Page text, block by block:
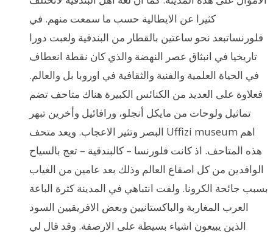
كثيرا عن الايطالية حسب ما سمعت منهم. في
فلورنساتبعد نحو ساعتين بالقطار من البندقية ولعبت دورا
تاريخيا في انبثاق عصر النهضة والذي كان نقطة انعطاف
في الحياة العلمية والفنية والثقافية في اوروبا بل والعالم.
فعلاوة على العديد من الكنائس الكبيرة هناك متاحف تضم
تماثيل ولوحات من مايكل أنجلو، ورافائيل وأخرين تبهر
البصر وتثير الاعجاب. ويعد متحف Uffizi museum اهم
هذه المتاحف. اذ كانت فلورنسا – كالبندقية – تعج بالسياح
الوافدين من كل اصقاع العالم وذلك بعد عامين من الغياب
بسبب جائحة الكرونا. ولفت انتباهي في المدينة كثرة الباعة
العرب المغاربة والباكستانيين وبعض الافريقيين السود
الذين يبيعون اشياء بسيطة على الارصفة. وقد قال لي